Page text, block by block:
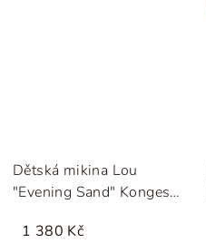
Dětská mikina Lou
"Evening Sand" Konges
1 380 Kč